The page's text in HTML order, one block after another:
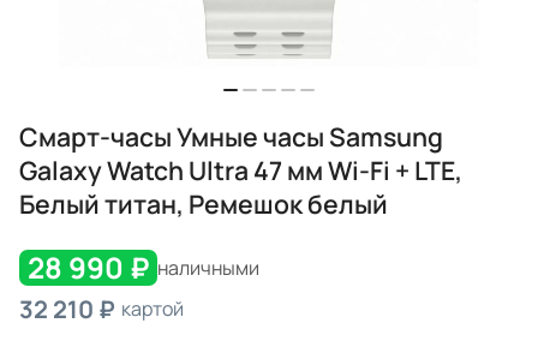
Смарт-часы Умные часы Samsung
Galaxy Watch Ultra 47 мм Wi-Fi + LTE,
Белый титан, Ремешок белый
28 990 ₽ наличными
32 210 ₽ картой